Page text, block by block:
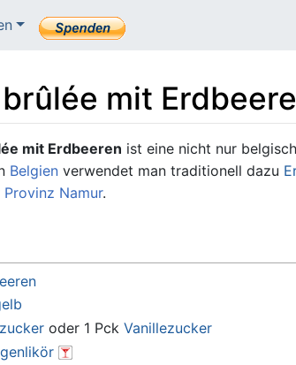
mit
,Suche
mit Erdbeeren ist eine nicht nur
Belgien verwendet man traditionell dazu
Provinz Namur.
oder 1 Pck Vanillezucker